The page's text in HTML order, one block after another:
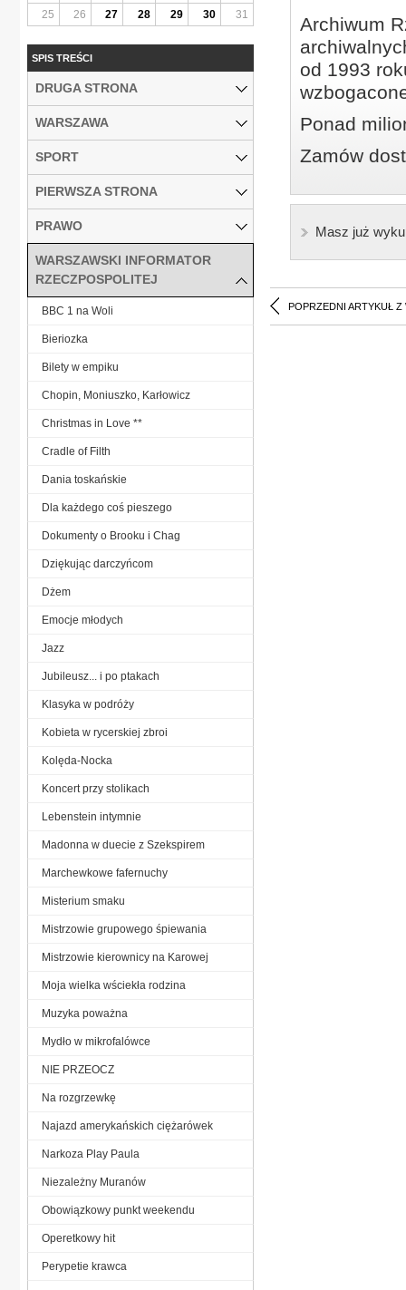
Archiwum
od 1993
Ponad
Zamów
Masz już
POPRZEDNI ARTYKUŁ Z
25
26 27 28 29 30 31
SPIS TREŚCI
DRUGA STRONA
WARSZAWA
SPORT
PIERWSZA STRONA
PRAWO
WARSZAWSKI INFORMATOR
RZECZPOSPOLITEJ
BBC 1 na Woli
Bieriozka
Bilety w empiku
Chopin, Moniuszko, Karłowicz
Christmas in Love **
Cradle of Filth
Dania toskańskie
Dla każdego coś pieszego
Dokumenty o Brooku i Chag
Dziękując darczyńcom
Dżem
Emocje młodych
Jazz
Jubileusz... i po ptakach
Klasyka w podróży
Kobieta w rycerskiej zbroi
Kolęda-Nocka
Koncert przy stolikach
Lebenstein intymnie
Madonna w duecie z Szekspirem
Marchewkowe fafernuchy
Misterium smaku
Mistrzowie grupowego śpiewania
Mistrzowie kierownicy na Karowej
Moja wielka wściekła rodzina
Muzyka poważna
Mydło w mikrofalówce
NIE PRZEOCZ
Na rozgrzewkę
Najazd amerykańskich ciężarówek
Narkoza Play Paula
Niezależny Muranów
Obowiązkowy punkt weekendu
Operetkowy hit
Perypetie krawca